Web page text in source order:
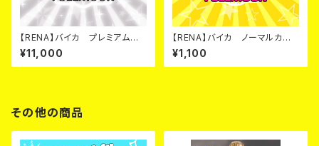
【RENA】バイカ プレミアムカ
ード
¥11,000
【RENA】バイカ ノーマルカー
ド
¥1,100
その他の商品